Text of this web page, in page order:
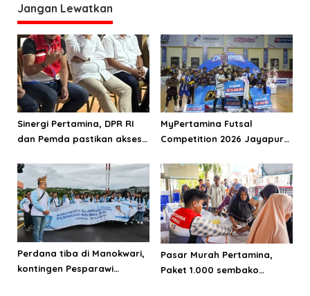
Jangan Lewatkan
Sinergi Pertamina, DPR RI
dan Pemda pastikan akses
MyPertamina Futsal
Competition 2026 Jayapura
talenta muda berprestasi
Perdana tiba di Manokwari,
kontingen Pesparawi
Pasar Murah Pertamina,
Paket 1.000 sembako